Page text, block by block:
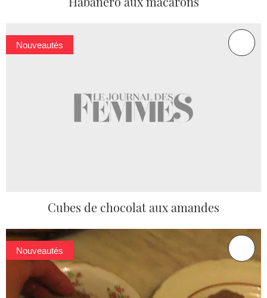
Nouveautés
Cubes de chocolat aux amandes
Nouveautés